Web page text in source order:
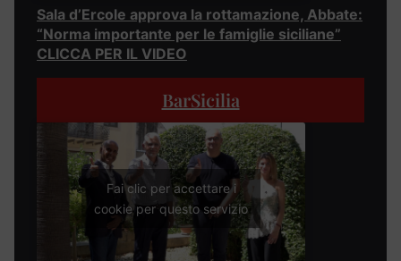
Sala d’Ercole approva la rottamazione, Abbate:
“Norma importante per le famiglie siciliane”
CLICCA PER IL VIDEO
BarSicilia
Fai clic per accettare i
cookie per questo servizio